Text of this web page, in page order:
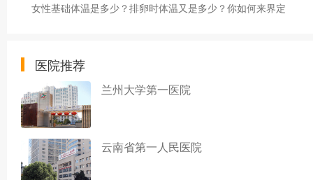
女性基础体温是多少？排卵时体温又是多少？你如何来界定
医院推荐
兰州大学第一医院
云南省第一人民医院